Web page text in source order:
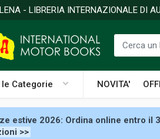
- LIBRERIA INTERNAZIONALE DI
Categorie NOVITA'
estive 2026: Ordina online entro il
>>